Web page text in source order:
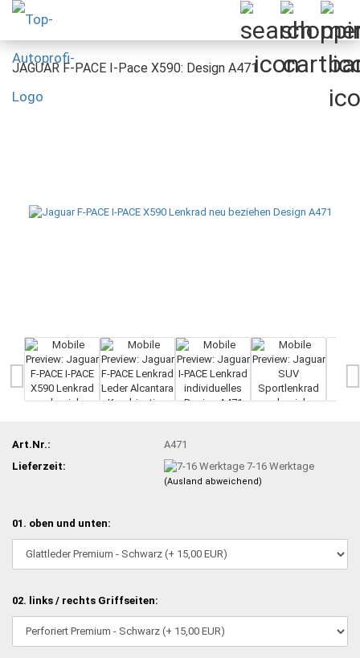
JAGUAR F-PACE I-Pace X590: Design A471
Art.Nr.:
A471
Lieferzeit:
7-16 Werktage
(Ausland abweichend)
01. oben und unten:
02. links / rechts Griffseiten: